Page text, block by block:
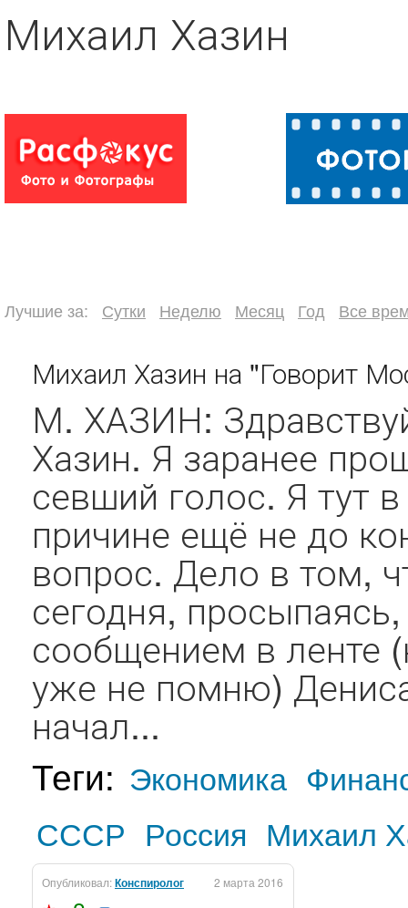
Михаил Хазин
Лучшие за: Сутки Неделю Месяц Год Все
Михаил Хазин на "Говорит
М. ХАЗИН:
Хазин. Я заранее
севший голос. Я тут
причине ещё не до
вопрос. Дело в том,
сегодня,
сообщением в ленте
уже не помню)
начал...
Теги: Экономика
СССР Россия Михаил
Опубликовал:Конспиролог 2 марта 2016